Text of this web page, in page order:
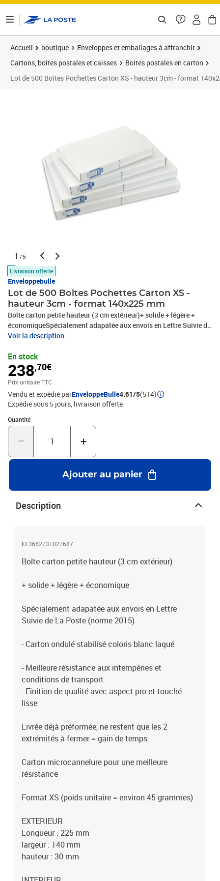
Accueil boutique
Enveloppes et emballages à affranchir
Cartons, boîtes postales et caisses
Boites postales en carton
Lot de 500 Boîtes Pochettes Carton XS - hauteur 3cm - format
1 /5
Livraison offerte
Enveloppebulle
Lot de 500 Boîtes Pochettes Carton XS -
hauteur 3cm - format 140x225 mm
Boîte carton petite hauteur (3 cm extérieur)+ solide + légère +
économiqueSpécialement adapatée aux envois en Lettre Suivie de
La Poste (norme 2015)- Carton ondulé stabilisé coloris blanc
transport- Finition de qualité avec aspect pro et touché lisseLivrée
déjà préformée, ne restent que les 2 extrémités à fermer = gain de
tempsCarton microcannelure pour une meilleure résistanceFormat
XS (poids unitaire = environ 45 grammes)EXTERIEURLongueur :
225 mmlargeur : 140 mmhauteur : 30 mmINTERIEURLongueur :
219 mmlargeur : 136 mmhauteur : 28 mm- Carton ondulé stabilisé
couleur BLANC laqué.- Excellente finition, très bonne rigidité.- 2
fermetures latérales avec rabat intérieur.- Idéal pour expédier
livres, photos, CD, etc...- Permet d'insérer des objets d'une
qualité/prix en terme de protection et de résistance !
Voir la description
En stock
238,70€
Prix unitaire TTC
Vendu et expédié parEnveloppeBulle4.61/5(514)
Expédié sous 5 jours livraison offerte
Quantité
Quantité : 1
Ajouter au panier
Description
ID 3662731027687
Boîte carton petite hauteur (3 cm extérieur)
+ solide + légère + économique
Spécialement adapatée aux envois en Lettre
Suivie de La Poste (norme 2015)
- Carton ondulé stabilisé coloris blanc laqué
- Meilleure résistance aux intempéries et
conditions de transport
- Finition de qualité avec aspect pro et touché
lisse
Livrée déjà préformée, ne restent que les 2
extrémités à fermer = gain de temps
Carton microcannelure pour une meilleure
résistance
Format XS (poids unitaire = environ 45 grammes)
EXTERIEUR
Longueur : 225 mm
largeur : 140 mm
hauteur : 30 mm